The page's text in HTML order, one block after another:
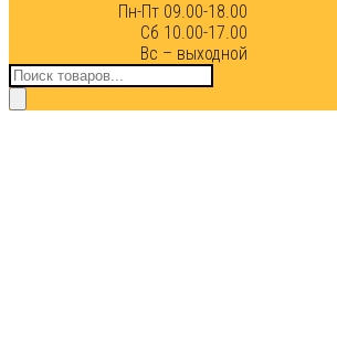
Пн-Пт 09.00-18.00
Сб 10.00-17.00
Вс – выходной
Поиск
товаров